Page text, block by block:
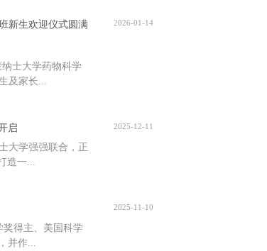
新生欢迎仪式圆满
士大学药物科学
及家长...
2026-01-14
启
大学强强联合，正
造一...
2025-12-11
奖得主、美国科学
并作...
2025-11-10